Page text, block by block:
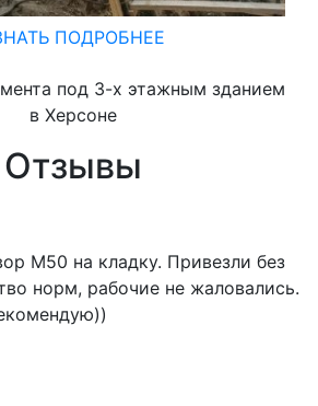
ПОДРОБНЕЕ
под 3-х этажным зданием
в Херсоне
Отзывы
М50 на кладку. Привезли без
норм, рабочие не жаловались.